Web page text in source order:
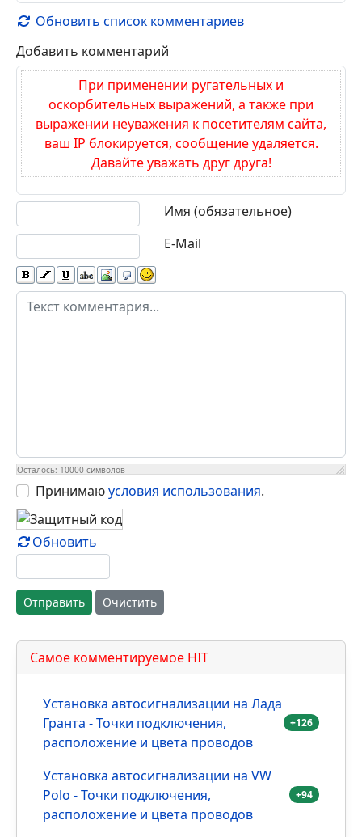
Обновить список комментариев
Добавить комментарий
При применении ругательных и
оскорбительных выражений, а также при
выражении неуважения к посетителям сайта,
ваш IP блокируется, сообщение удаляется.
Давайте уважать друг друга!
Имя (обязательное)
E-Mail
Текст комментария
Осталось: 10000 символов
Принимаюусловия использования.
Обновить
Отправить Очистить
Самое комментируемое HIT
Установка автосигнализации на Лада
Гранта - Точки подключения,
расположение и цвета проводов
+126
Установка автосигнализации на VW
Polo - Точки подключения,
расположение и цвета проводов
+94